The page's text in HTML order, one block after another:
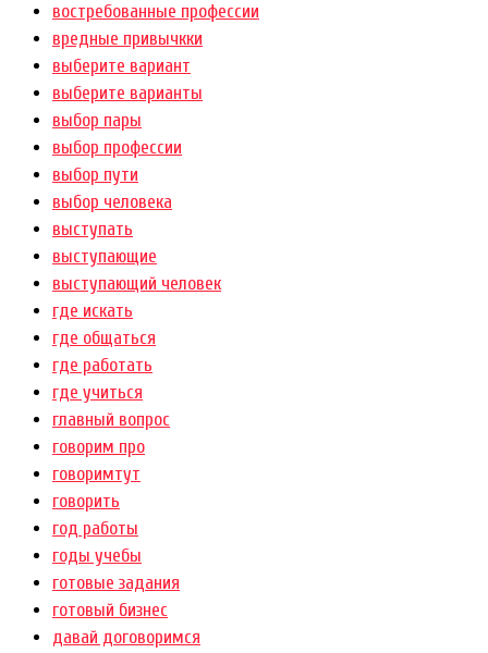
востребованные профессии
вредные привычкки
выберите вариант
выберите варианты
выбор пары
выбор профессии
выбор пути
выбор человека
выступать
выступающие
выступающий человек
где искать
где общаться
где работать
где учиться
главный вопрос
говорим про
говоримтут
говорить
год работы
годы учебы
готовые задания
готовый бизнес
давай договоримся